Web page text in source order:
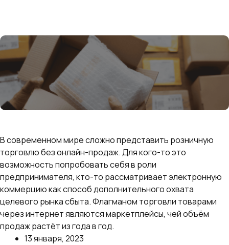
В современном мире сложно представить розничную
торговлю без онлайн-продаж. Для кого-то это
возможность попробовать себя в роли
предпринимателя, кто-то рассматривает электронную
коммерцию как способ дополнительного охвата
целевого рынка сбыта. Флагманом торговли товарами
через интернет являются маркетплейсы, чей объём
продаж растёт из года в год.
13 января, 2023